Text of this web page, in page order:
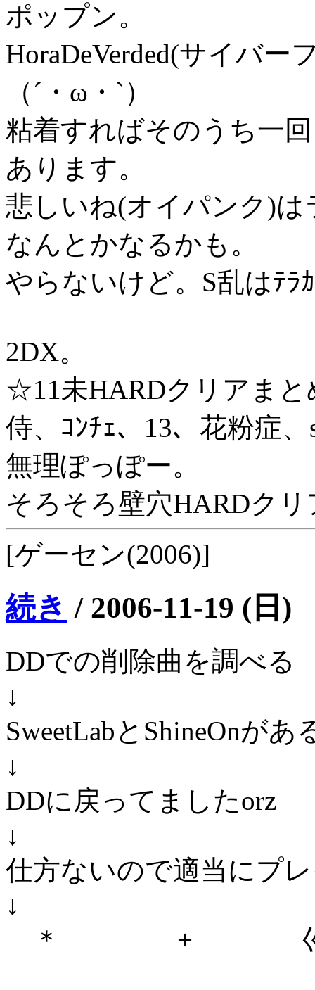
ポップン。
HoraDeVerded(サイバ
（´・ω・`）
粘着すればそのうち一
あります。
悲しいね(オイパンク)
なんとかなるかも。
やらないけど。S乱はﾃﾗ
2DX。
☆11未HARDクリアまと
侍、ｺﾝﾁｪ、13、花粉症
無理ぽっぽー。
そろそろ壁穴HARDク
[ゲーセン(2006)]
続き / 2006-11-19 (日)
DDでの削除曲を調べる
↓
SweetLabとShineOnが
↓
DDに戻ってましたorz
↓
仕方ないので適当にプ
↓
＊ + 巛